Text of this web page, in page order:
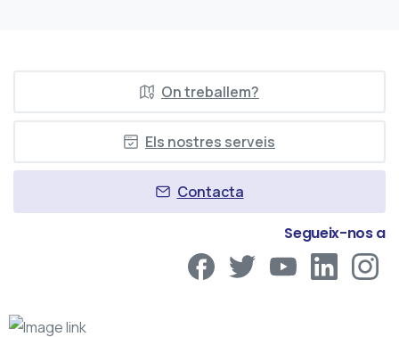
On treballem?
Els nostres serveis
Contacta
Segueix-nos a